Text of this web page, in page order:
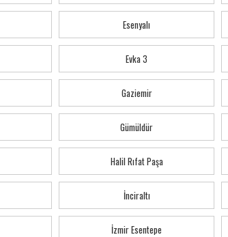
Esenyalı
Evka 3
Gaziemir
Gümüldür
Halil Rıfat Paşa
İnciraltı
İzmir Esentepe